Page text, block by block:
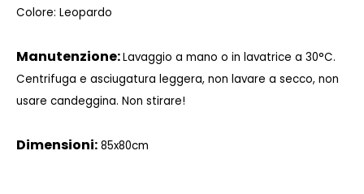
Colore: Leopardo
Manutenzione:Lavaggio a mano o in lavatrice a 30°C.
Centrifuga e asciugatura leggera, non lavare a secco, non
usare candeggina. Non stirare!
Dimensioni: 85x80cm